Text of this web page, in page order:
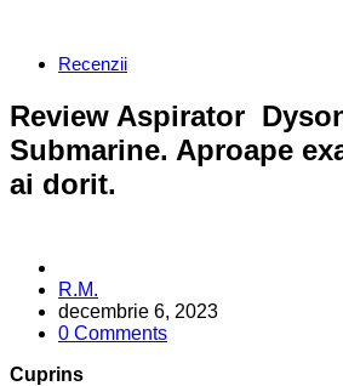
Categories
Recenzii
Review Aspirator
Submarine. Aproape
ai dorit.
Posted
by
R.M.
decembrie 6, 2023
0 Comments
Cuprins